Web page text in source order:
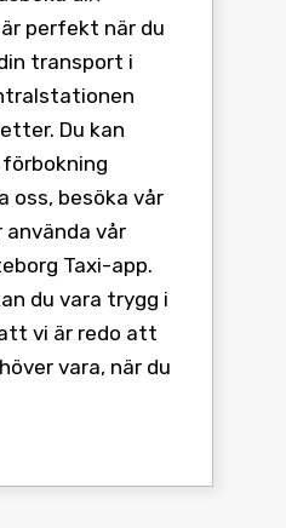
perfekt när du
transport i
Du kan
oss, besöka vår
vår
Taxi-app.
du vara trygg i
vi är redo att
vara, när du